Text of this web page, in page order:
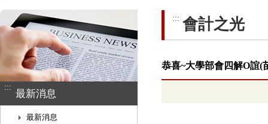
:::
最新消息
最新消息
::: 會計之光
恭喜~大學部會四解O誼(